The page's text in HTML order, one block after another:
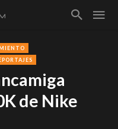
de Nike